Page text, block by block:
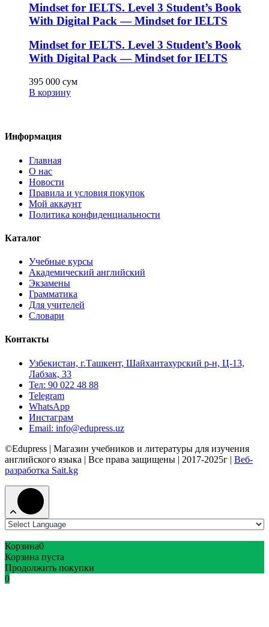
Mindset for IELTS. Level 3 Student’s Book
With Digital Pack — Mindset for IELTS
Mindset for IELTS. Level 3 Student’s Book
With Digital Pack — Mindset for IELTS
395 000 сум
В корзину
Информация
Главная
О нас
Новости
Правила и условия покупок
Мой аккаунт
Политика конфиденциальности
Каталог
Учебные курсы
Академический английский
Экзамены
Грамматика
Для учителей
Словари
Контакты
Узбекистан, г.Ташкент, Шайхантахурский р-н, Ц-13,
Лабзак, 33
Тел: 90 022 48 88
Telegram
WhatsApp
Инстаграм
Email: info@edupress.uz
©Edupress | Магазин учебников и литературы для изучения
английского языка | Все права защищены | 2017-2025г | Веб-
разработка Sait.kg
Корзина0
Корзина пуста
Продолжить покупки
0